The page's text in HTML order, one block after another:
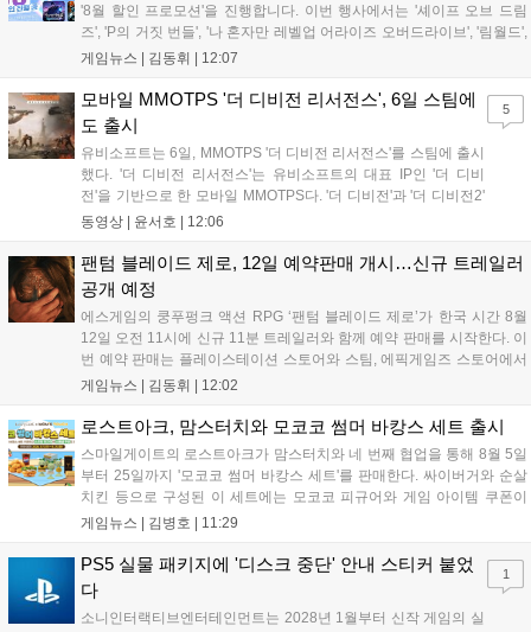
'8월 할인 프로모션'을 진행합니다. 이번 행사에서는 '셰이프 오브 드림
즈', 'P의 거짓 번들', '나 혼자만 레벨업 어라이즈 오버드라이브', '림월드',
'아랑전설 시티 오브 더 울브스', '팰월드' 등 인기 타이틀을 최대 90% 할
론 네이버페이 포인트 추가 적립 혜택도 받을 수 있으며, 자세한 내용은
공식 네이버 스마트 스토어에서 확인 가능합니다....
게임뉴스 | 김동휘 12:07
모바일 MMOTPS '더 디비전 리서전스', 6일 스팀에
도 출시
유비소프트는 6일, MMOTPS '더 디비전 리서전스'를 스팀에 출시
했다. '더 디비전 리서전스'는 유비소프트의 대표 IP인 '더 디비
전'을 기반으로 한 모바일 MMOTPS다. '더 디비전'과 '더 디비전2'
사이의 시기를 배경으로 하고 있으며, 완전히 새로운 독립형 스토
의 디비전 요원이 되어...
동영상 | 윤서호 12:06
5
팬텀 블레이드 제로, 12일 예약판매 개시…신규 트레일러
공개 예정
에스게임의 쿵푸펑크 액션 RPG ‘팬텀 블레이드 제로’가 한국 시간 8월
12일 오전 11시에 신규 11분 트레일러와 함께 예약 판매를 시작한다. 이
번 예약 판매는 플레이스테이션 스토어와 스팀, 에픽게임즈 스토어에서
진행되며, 개발이 완료된 게임은 10월 29일 정식 출시될 예정이다. 언리
콤보 액션과 세미 오픈월드 환경을 특징으로 한다....
게임뉴스 | 김동휘 12:02
로스트아크, 맘스터치와 모코코 썸머 바캉스 세트 출시
스마일게이트의 로스트아크가 맘스터치와 네 번째 협업을 통해 8월 5일
부터 25일까지 '모코코 썸머 바캉스 세트'를 판매한다. 싸이버거와 순살
치킨 등으로 구성된 이 세트에는 모코코 피규어와 게임 아이템 쿠폰이
포함된다. 전국 매장 및 배달 앱으로 구매 가능하며, 수익금은 사회 공헌
세한 정보는 공식 홈페이지에서 확인 가능하다....
게임뉴스 | 김병호 11:29
PS5 실물 패키지에 '디스크 중단' 안내 스티커 붙었
다
소니인터랙티브엔터테인먼트는 2028년 1월부터 신작 게임의 실
1